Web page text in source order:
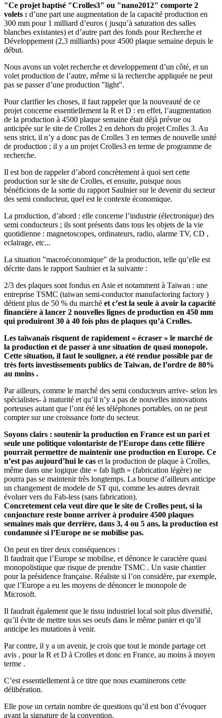
"Ce projet baptisé "Crolles3" ou "nano2012" comporte 2
volets : d’une part une augmentation de la capacité production en
300 mm pour 1 milliard d’euros ( jusqu’à saturation des salles
blanches existantes) et d’autre part des fonds pour Recherche et
Développement (2,3 milliards) pour 4500 plaque semaine depuis le
début.
Nous avons un volet recherche et developpement d’un côté, et un
volet production de l’autre, même si la recherche appliquée ne peut
pas se passer d’une production "light".
Pour clarifier les choses, il faut rappeler que la nouveauté de ce
projet concerne essentiellement la R et D : en effet, l’augmentation
de la production à 4500 plaque semaine était déjà prévue ou
anticipée sur le site de Crolles 2 en dehors du projet Crolles 3. Au
sens strict, il n’y a donc pas de Crolles 3 en termes de nouvelle unité
de production ; il y a un projet Crolles3 en terme de programme de
recherche.
Il est bon de rappeler d’abord concrètement à quoi sert cette
production sur le site de Crolles, et ensuite, puisque nous
bénéficions de la sortie du rapport Saulnier sur le devenir du secteur
des semi conducteur, quel est le contexte économique.
La production, d’abord : elle concerne l’industrie (électronique) des
semi conducteurs ; ils sont présents dans tous les objets de la vie
quotidienne : magnetoscopes, ordinateurs, radio, alarme TV, CD ,
eclairage, etc...
La situation "macroéconomique" de la production, telle qu’elle est
décrite dans le rapport Saulnier et la suivante :
2/3 des plaques sont fondus en Asie et notamment à Taiwan : une
entreprise TSMC (taiwan semi-conductor manufactoring factory )
détient plus de 50 % du marché et c’est la seule à avoir la capacité
financière à lancer 2 nouvelles lignes de production en 450 mm
qui produiront 30 à 40 fois plus de plaques qu’à Crolles.
Les taïwanais risquent de rapidement « écraser » le marché de
la production et de passer à une situation de quasi monopole.
Cette situation, il faut le souligner, a été rendue possible par de
très forts investissements publics de Taiwan, de l’ordre de 80%
au moins .
Par ailleurs, comme le marché des semi conducteurs arrive- selon les
spécialistes- à maturité et qu’il n’y a pas de nouvelles innovations
porteuses autant que l’ont été les téléphones portables, on ne peut
compter sur une croissance forte du secteur.
Soyons clairs : soutenir la production en France est un pari et
seule une politique volontariste de l’Europe dans cette filière
pourrait permettre de maintenir une production en Europe. Ce
n’est pas aujourd’hui le cas et la production de plaque à Crolles,
même dans une logique dite « fab ligth » (fabrication légère) ne
pourra pas se maintenir très longtemps. La bourse d’ailleurs anticipe
un changement de modele de ST qui, comme les autres devrait
évoluer vers du Fab-less (sans fabrication).
Concretement cela veut dire que le site de Crolles peut, si la
conjoncture reste bonne arriver à produire 4500 plaques
semaines mais que derrière, dans 3, 4 ou 5 ans, la production est
condamnée si l’Europe ne se mobilise pas.
On peut en tirer deux conséquences :
Il faudrait que l’Europe se mobilise, et dénonce le caractère quasi
monopolistique que risque de prendre TSMC . Un vaste chantier
pour la présidence française. Réaliste si l’on considère, par exemple,
que l’Europe a eu les moyens de dénoncer le monopole de
Microsoft.
Il faudrait également que le tissu industriel local soit plus diversifié,
qu’il évite de mettre tous ses oeufs dans le même panier et qu’il
anticipe les mutations à venir.
Par contre, il y a un avenir, je crois que tout le monde partage cet
avis , pour la R et D à Crolles et donc en France, au moins à moyen
terme .
C’est essentiellement à ce titre que nous examinerons cette
délibération.
Elle pose un certain nombre de questions qu’il est bon d’évoquer
avant la signature de la convention.